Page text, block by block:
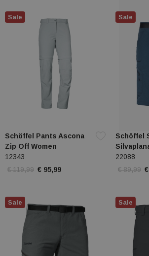
Schöffel Pants Ascona
Zip Off Women
12343
€ 119,99 € 95,99
Sale
Schöffel
22088
€ 89,99
Sale
Sale Sale